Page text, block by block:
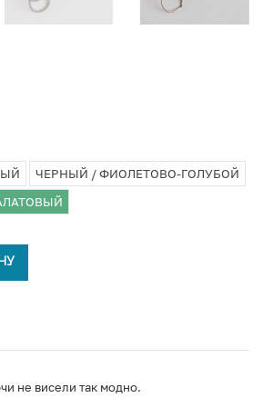
ЧЕРНЫЙ / ФИОЛЕТОВО-ГОЛУБОЙ
не висели так модно.